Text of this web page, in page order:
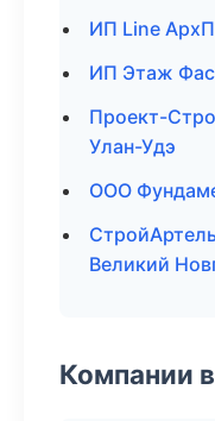
ИП Line
ИП Этаж
Проект-
Улан-Удэ
ООО
Великий
Компании